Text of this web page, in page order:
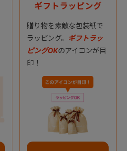
ギフトラッピング
贈り物を素敵な包装紙で
ラッピング。 ギフトラッ
ピングOKのアイコンが目
印！